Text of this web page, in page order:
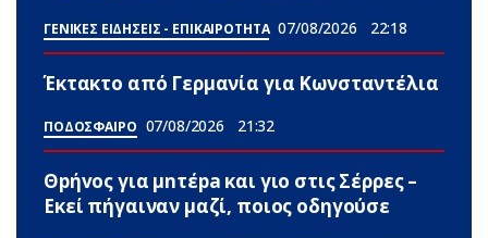
ΓΕΝΙΚΕΣ ΕΙΔΗΣΕΙΣ - ΕΠΙΚΑΙΡΟΤΗΤΑ 07/08/2026 22:18
Έκτακτο από Γερμανία για Κωνσταντέλια
ΠΟΔΟΣΦΑΙΡΟ 07/08/2026 21:32
Θpήvος για μnτέpa και γιο στις Σέρρες –
Εκεί πήγαιναν μαζί, ποιος οδηγούσε